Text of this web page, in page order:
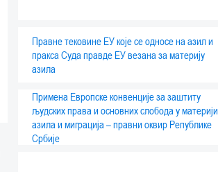
Правне тековине ЕУ које се односе на азил и
пракса Суда правде ЕУ везана за материју
азила
Примена Европске конвенције за заштиту
људских права и основних слобода у материји
азила и миграција – правни оквир Републике
Србије